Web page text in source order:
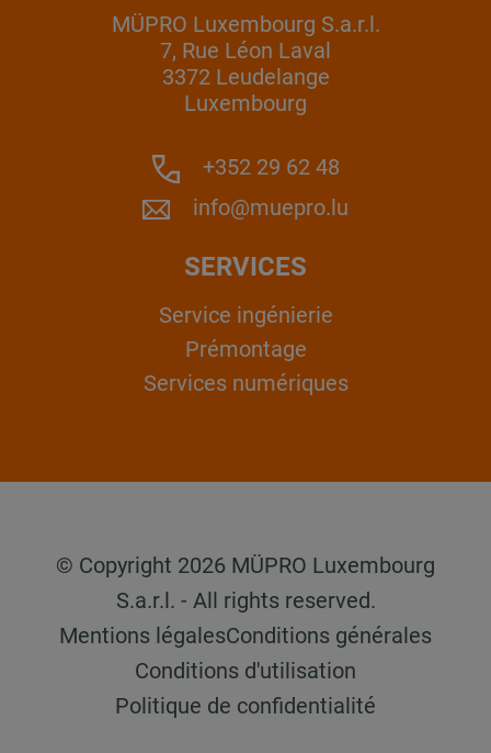
MÜPRO Luxembourg S.a.r.l.
7, Rue Léon Laval
3372 Leudelange
Luxembourg
+352 29 62 48
info@muepro.lu
SERVICES
Service ingénierie
Prémontage
Services numériques
© Copyright 2026 MÜPRO Luxembourg
S.a.r.l. - All rights reserved.
Mentions légalesConditions générales
Conditions d'utilisation
Politique de confidentialité